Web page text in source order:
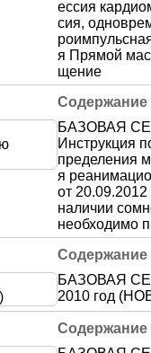
ессия
сия,
я Прямой
щение
БАЗОВАЯ
Инструкция
пределения
я
от
наличии
необходимо
БАЗОВАЯ
2010 год